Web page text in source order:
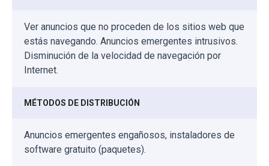
Ver anuncios que no proceden de los sitios web que
estás navegando. Anuncios emergentes intrusivos.
Disminución de la velocidad de navegación por
Internet.
MÉTODOS DE DISTRIBUCIÓN
Anuncios emergentes engañosos, instaladores de
software gratuito (paquetes).